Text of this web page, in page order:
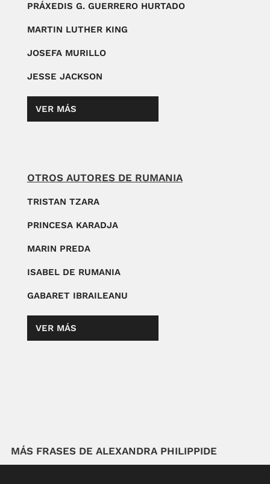
PRÁXEDIS G. GUERRERO HURTADO
MARTIN LUTHER KING
JOSEFA MURILLO
JESSE JACKSON
VER MÁS
OTROS AUTORES DE RUMANIA
TRISTAN TZARA
PRINCESA KARADJA
MARIN PREDA
ISABEL DE RUMANIA
GABARET IBRAILEANU
VER MÁS
MÁS FRASES DE ALEXANDRA PHILIPPIDE